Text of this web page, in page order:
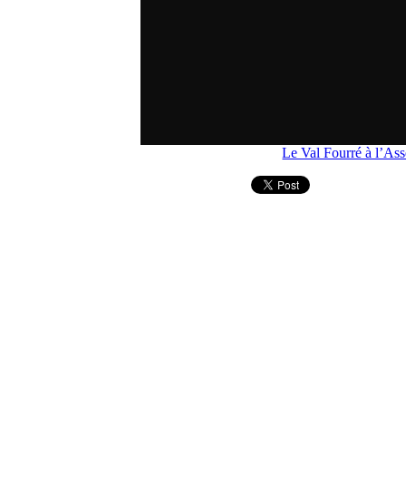
Le Val Fourré à